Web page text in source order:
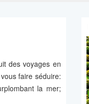
des voyages en
faire séduire:
la mer;